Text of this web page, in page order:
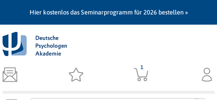
Hier kostenlos das Seminarprogramm für 2026 bestellen »
1